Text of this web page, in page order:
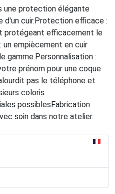
une protection élégante
d'un cuir.Protection efficace :
protégeant efficacement le
un empiècement en cuir
gamme.Personnalisation :
prénom pour une coque
pas le téléphone et
coloris
possiblesFabrication
soin dans notre atelier.